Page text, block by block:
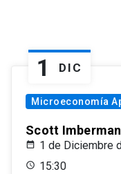
1 DIC
Microeconomía
Scott
1 de Diciembre
15:30